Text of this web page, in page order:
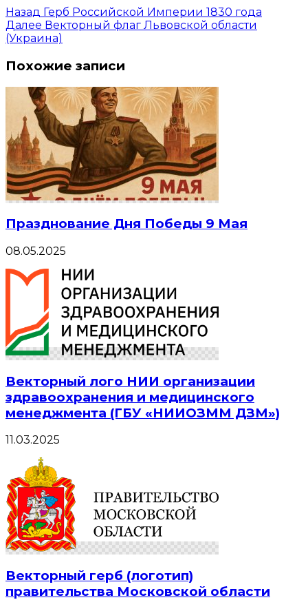
Назад Герб Российской Империи 1830 года
Далее Векторный флаг Львовской области
(Украина)
Похожие записи
Празднование Дня Победы 9 Мая
08.05.2025
Векторный лого НИИ организации
здравоохранения и медицинского
менеджмента (ГБУ «НИИОЗММ ДЗМ»)
11.03.2025
Векторный герб (логотип)
правительства Московской области